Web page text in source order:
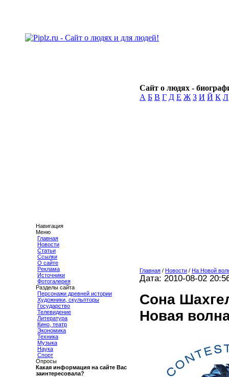
Сайт о людях -
А Б В Г Д Е Ж З И Й К Л
Навигация
Меню
Главная
Новости
Статьи
Ссылки
О сайте
Реклама
Источники
Фотогалерея
Разделы сайта
Персонажи древней истории
Художники, скульпторы
Государство
Телевидение
Литература
Кино, театр
Экономика
Техника
Музыка
Наука
Спорт
Опросы
Какая информация на сайте Вас
заинтересовала?
Главная / Новости / На Новой
Дата: 2010-08-02
Сона
Новая